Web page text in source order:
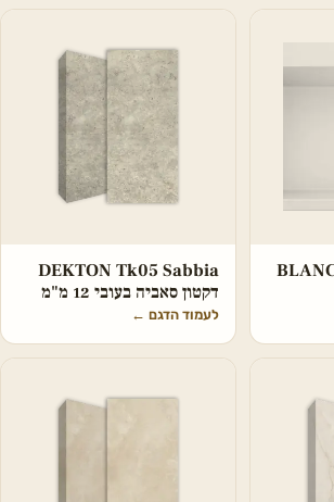
DEKTON Tk05 Sabbia
דקטון סאביה בעובי 12 מ"מ
לעמוד הדגם ←